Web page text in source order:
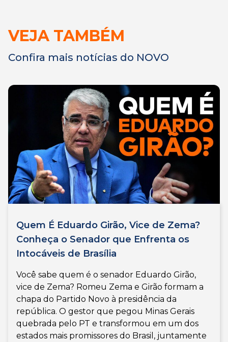
VEJA TAMBÉM
Confira mais notícias do NOVO
Quem É Eduardo Girão, Vice de Zema?
Conheça o Senador que Enfrenta os
Intocáveis de Brasília
Você sabe quem é o senador Eduardo Girão,
vice de Zema? Romeu Zema e Girão formam a
chapa do Partido Novo à presidência da
república. O gestor que pegou Minas Gerais
quebrada pelo PT e transformou em um dos
estados mais promissores do Brasil, juntamente